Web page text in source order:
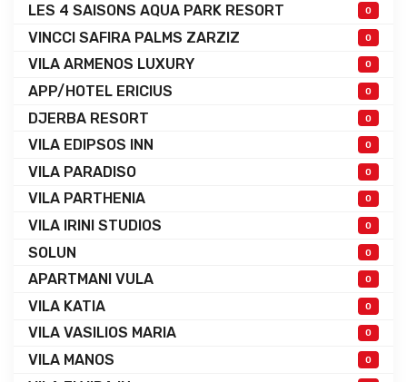
LES 4 SAISONS AQUA PARK RESORT 0
VINCCI SAFIRA PALMS ZARZIZ 0
VILA ARMENOS LUXURY 0
APP/HOTEL ERICIUS 0
DJERBA RESORT 0
VILA EDIPSOS INN 0
VILA PARADISO 0
VILA PARTHENIA 0
VILA IRINI STUDIOS 0
SOLUN 0
APARTMANI VULA 0
VILA KATIA 0
VILA VASILIOS MARIA 0
VILA MANOS 0